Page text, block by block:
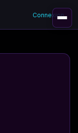
Connexion